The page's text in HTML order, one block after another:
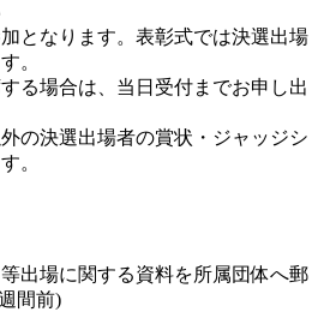
となります。表彰式では決選出場
。
る場合は、当日受付までお申し出
の決選出場者の賞状・ジャッジシ
。
出場に関する資料を所属団体へ郵
間前)